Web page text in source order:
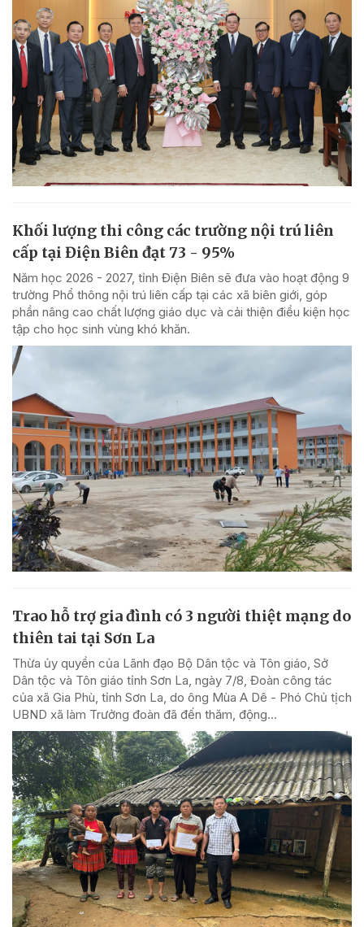
Khối lượng thi công các trường nội trú liên
cấp tại Điện Biên đạt 73 - 95%
Năm học 2026 - 2027, tỉnh Điện Biên sẽ đưa vào hoạt động 9
trường Phổ thông nội trú liên cấp tại các xã biên giới, góp
phần nâng cao chất lượng giáo dục và cải thiện điều kiện học
tập cho học sinh vùng khó khăn.
Trao hỗ trợ gia đình có 3 người thiệt mạng do
thiên tai tại Sơn La
Thừa ủy quyền của Lãnh đạo Bộ Dân tộc và Tôn giáo, Sở
Dân tộc và Tôn giáo tỉnh Sơn La, ngày 7/8, Đoàn công tác
của xã Gia Phù, tỉnh Sơn La, do ông Mùa A Dê - Phó Chủ tịch
UBND xã làm Trưởng đoàn đã đến thăm, động...